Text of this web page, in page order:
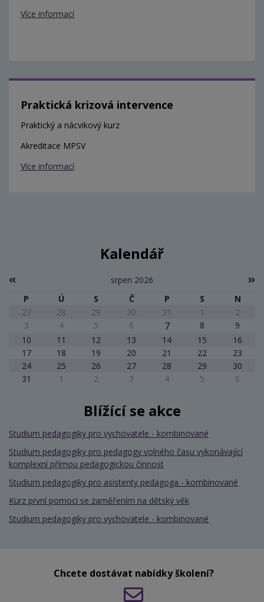
Více informací
Praktická krizová intervence
Praktický a nácvikový kurz
Akreditace MPSV
Více informací
Kalendář
srpen 2026
P
Ú S Č P S
N
27
28 29 30 31 1
2
3
4 5 6 7 8
9
10
11 12 13 14 15
16
17
18 19 20 21 22
23
24
25 26 27 28 29
30
31
1 2 3 4 5 6
Blížící se akce
Studium pedagogiky pro vychovatele - kombinované
Studium pedagogiky pro pedagogy volného času vykonávající
komplexní přímou pedagogickou činnost
Studium pedagogiky pro asistenty pedagoga - kombinované
Kurz první pomoci se zaměřením na dětský věk
Studium pedagogiky pro vychovatele - kombinované
Chcete dostávat nabídky školení?